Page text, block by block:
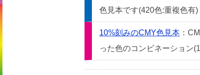
色見本です(420色:重複色有)
10%刻みのCMY色見本 ：
った色のコンビネーション